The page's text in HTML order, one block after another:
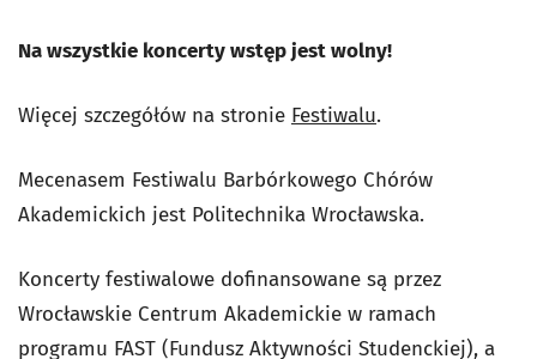
Na wszystkie koncerty wstęp jest wolny!
Więcej szczegółów na stronie Festiwalu.
Mecenasem Festiwalu Barbórkowego Chórów
Akademickich jest Politechnika Wrocławska.
Koncerty festiwalowe dofinansowane są przez
Wrocławskie Centrum Akademickie w ramach
programu FAST (Fundusz Aktywności Studenckiej), a